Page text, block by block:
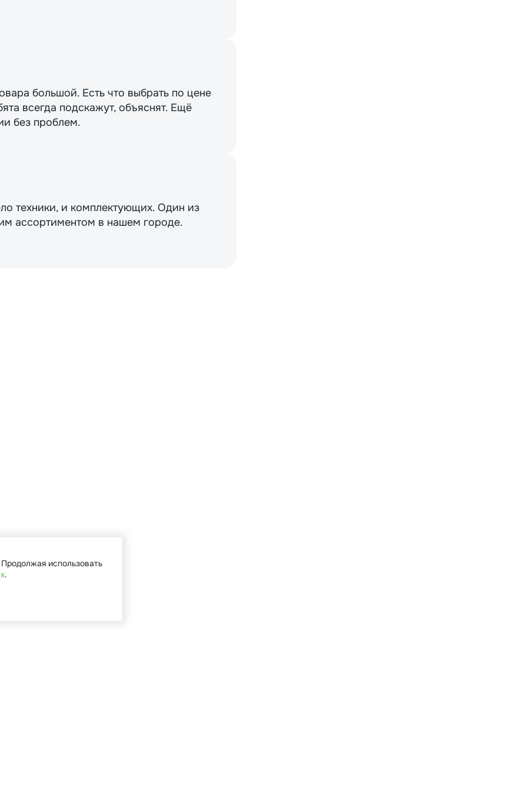
большой. Есть что выбрать по цене
всегда подскажут, объяснят. Ещё
без проблем.
техники, и комплектующих. Один из
ассортиментом в нашем городе.
использовать
.